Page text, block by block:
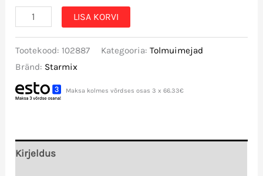
Kuivpühkimismasin
–
HAAGA
255
LISA KORVI
Tootekood:102887 Kategooria:Tolmuimejad
Bränd: Starmix
Maksa kolmes võrdses osas 3 x 66.33€
Kirjeldus